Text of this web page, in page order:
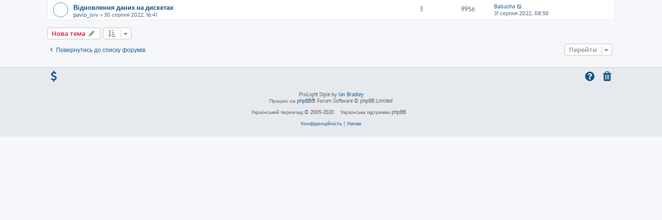
Відновлення даних на дискетах
pavlo_lviv » 30 серпня 2022, 16:41
3 9956
Babasha
31 серпня 2022, 08:50
Нова тема
Повернутись до списку форумів Перейти
ProLight Style by Ian Bradley
Працює на phpBB® Forum Software © phpBB Limited
Український переклад © 2005-2020
Українська підтримка phpBB
Конфіденційність| Умови